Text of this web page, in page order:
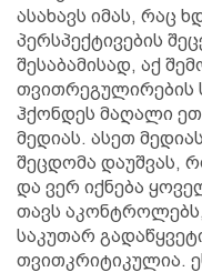
ასახავს იმას, რაც
პერსპექტივების
შესაბამისად, აქ
თვითრეგულირების
ჰქონდეს მაღალი
მედიას. ასეთ
შეცდომა დაუშვას,
და ვერ იქნება
თავს აკონტროლებს,
საკუთარ
თვითკრიტიკულია.